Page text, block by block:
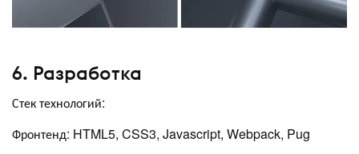
6. Разработка
Стек технологий:
Фронтенд: HTML5, CSS3, Javascript, Webpack, Pug